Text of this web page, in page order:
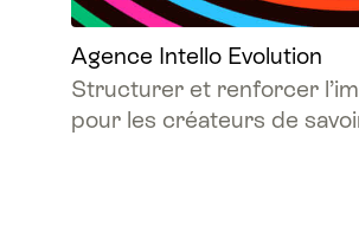
Agence Intello Evolution
Structurer et renforcer
pour les créateurs de